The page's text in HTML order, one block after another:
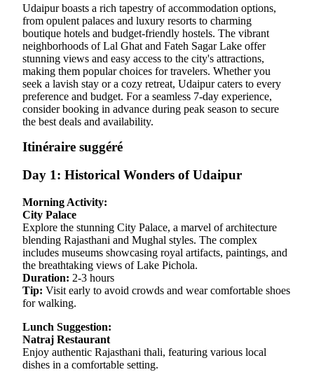
Udaipur boasts a rich tapestry of accommodation options,
from opulent palaces and luxury resorts to charming
boutique hotels and budget-friendly hostels. The vibrant
neighborhoods of Lal Ghat and Fateh Sagar Lake offer
stunning views and easy access to the city's attractions,
making them popular choices for travelers. Whether you
seek a lavish stay or a cozy retreat, Udaipur caters to every
preference and budget. For a seamless 7-day experience,
consider booking in advance during peak season to secure
the best deals and availability.
Itinéraire suggéré
Day 1: Historical Wonders of Udaipur
Morning Activity:
City Palace
Explore the stunning City Palace, a marvel of architecture
blending Rajasthani and Mughal styles. The complex
includes museums showcasing royal artifacts, paintings, and
the breathtaking views of Lake Pichola.
Duration: 2-3 hours
Tip: Visit early to avoid crowds and wear comfortable shoes
for walking.
Lunch Suggestion:
Natraj Restaurant
Enjoy authentic Rajasthani thali, featuring various local
dishes in a comfortable setting.